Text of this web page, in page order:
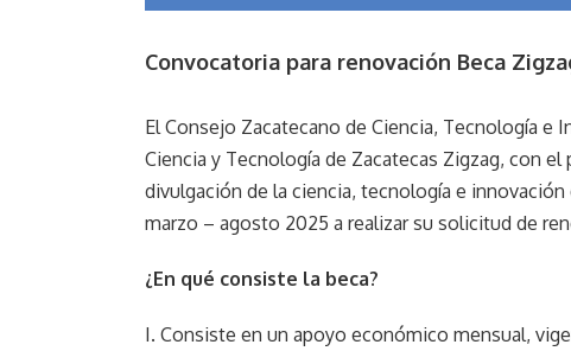
Convocatoria para renovación Beca
El Consejo Zacatecano de Ciencia, Tecnología e
Ciencia y Tecnología de Zacatecas Zigzag, con
divulgación de la ciencia, tecnología e
marzo – agosto 2025 a realizar su solicitud de
¿En qué consiste la beca?
I. Consiste en un apoyo económico mensual,